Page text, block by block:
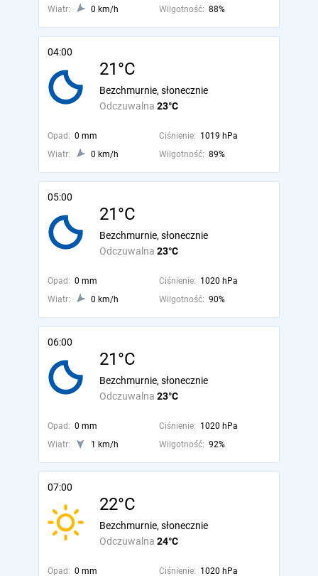
Wiatr:
0 km/h Wilgotność: 88%
04:00
21°C
Odczuwalna 23°C
Bezchmurnie, słonecznie
Opad: 0 mm Ciśnienie: 1019 hPa
Wiatr:
0 km/h Wilgotność: 89%
05:00
21°C
Odczuwalna 23°C
Bezchmurnie, słonecznie
Opad: 0 mm Ciśnienie: 1020 hPa
Wiatr:
0 km/h Wilgotność: 90%
06:00
21°C
Odczuwalna 23°C
Bezchmurnie, słonecznie
Opad: 0 mm Ciśnienie: 1020 hPa
Wiatr:
1 km/h Wilgotność: 92%
07:00
22°C
Odczuwalna 24°C
Bezchmurnie, słonecznie
Opad: 0 mm Ciśnienie: 1020 hPa